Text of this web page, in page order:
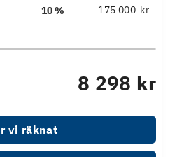
10 % kr
8 298 kr
vi räknat